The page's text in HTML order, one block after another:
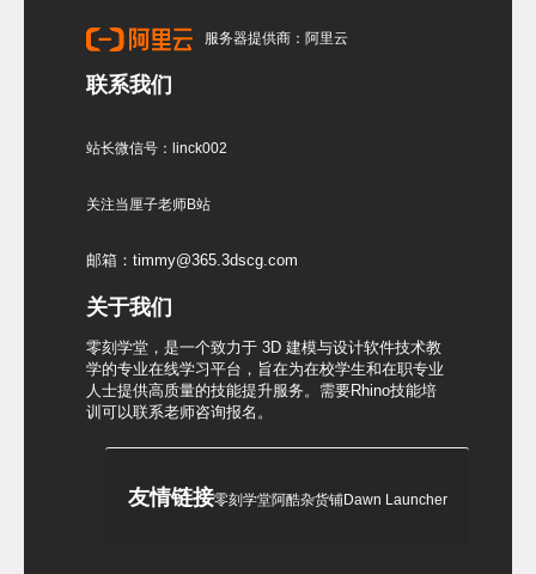
服务器提供商：阿里云
联系我们
站长微信号：linck002
关注当厘子老师B站
邮箱：timmy@365.3dscg.com
关于我们
零刻学堂，是一个致力于 3D 建模与设计软件技术教
学的专业在线学习平台，旨在为在校学生和在职专业
人士提供高质量的技能提升服务。需要Rhino技能培
训可以联系老师咨询报名。
友情链接零刻学堂阿酷杂货铺Dawn Launcher